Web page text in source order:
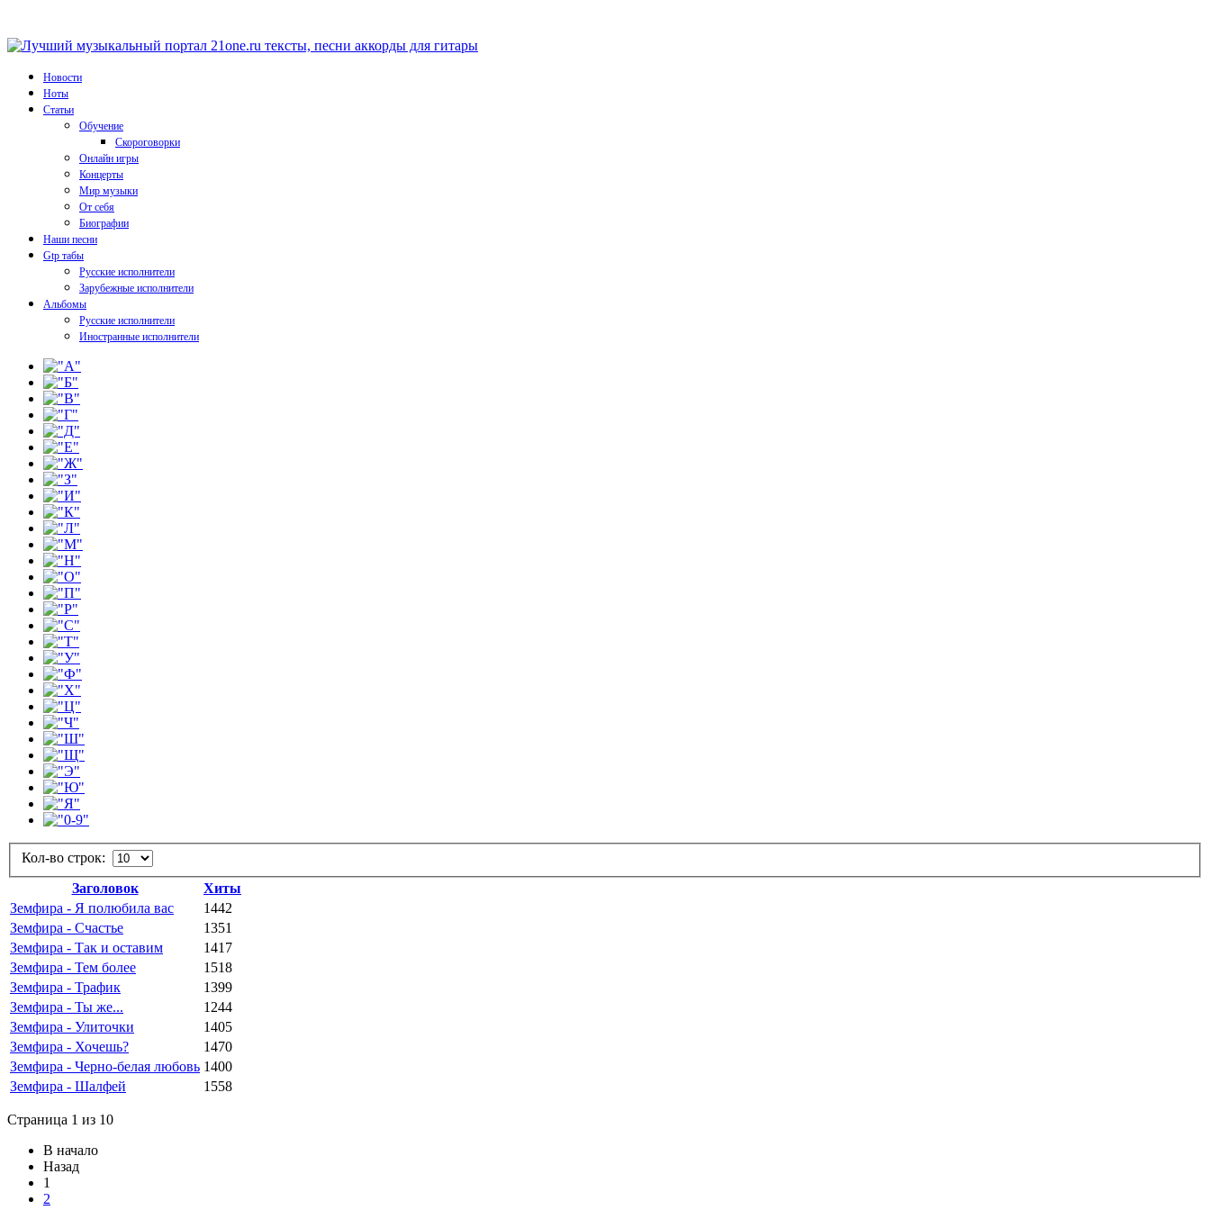
Новости
Ноты
Статьи
Обучение
Скороговорки
Онлайн игры
Концерты
Мир музыки
От себя
Биографии
Наши песни
Gtp табы
Русские исполнители
Зарубежные исполнители
Альбомы
Русские исполнители
Иностранные исполнители
Кол-во строк:
Заголовок
Хиты
Земфира - Я полюбила вас
1442
Земфира - Счастье
1351
Земфира - Так и оставим
1417
Земфира - Тем более
1518
Земфира - Трафик
1399
Земфира - Ты же...
1244
Земфира - Улиточки
1405
Земфира - Хочешь?
1470
Земфира - Черно-белая любовь 1400
Земфира - Шалфей
1558
Страница 1 из 10
В начало
Назад
1
2